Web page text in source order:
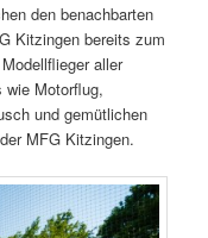
den benachbarten
Kitzingen bereits zum
aller
wie Motorflug,
und gemütlichen
MFG Kitzingen.